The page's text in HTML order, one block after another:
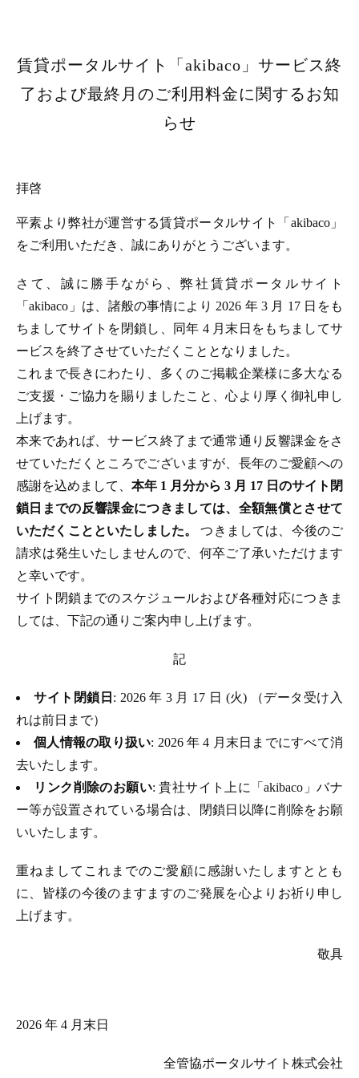
賃貸ポータルサイト「akibaco」サービス終
了および最終月のご利用料金に関するお知
らせ
拝啓
平素より弊社が運営する賃貸ポータルサイト「akibaco」
をご利用いただき、誠にありがとうございます。
さて、誠に勝手ながら、弊社賃貸ポータルサイト
「akibaco」は、諸般の事情により 2026 年 3 月 17 日をも
ちましてサイトを閉鎖し、同年 4 月末日をもちましてサ
ービスを終了させていただくこととなりました。
これまで長きにわたり、多くのご掲載企業様に多大なる
ご支援・ご協力を賜りましたこと、心より厚く御礼申し
上げます。
本来であれば、サービス終了まで通常通り反響課金をさ
せていただくところでございますが、長年のご愛顧への
感謝を込めまして、 本年 1 月分から 3 月 17 日のサイト閉
鎖日までの反響課金につきましては、全額無償とさせて
いただくことといたしました。つきましては、今後のご
請求は発生いたしませんので、何卒ご了承いただけます
と幸いです。
サイト閉鎖までのスケジュールおよび各種対応につきま
しては、下記の通りご案内申し上げます。
記
サイト閉鎖日 : 2026 年 3 月 17 日 (火) （データ受け入
れは前日まで）
個人情報の取り扱い: 2026 年 4 月末日までにすべて消
去いたします。
リンク削除のお願い: 貴社サイト上に「akibaco」バナ
ー等が設置されている場合は、閉鎖日以降に削除をお願
いいたします。
重ねましてこれまでのご愛顧に感謝いたしますととも
に、皆様の今後のますますのご発展を心よりお祈り申し
上げます。
敬具
2026 年 4 月末日
全管協ポータルサイト株式会社